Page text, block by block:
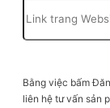
Bằng việc bấm
liên hệ tư vấn sản